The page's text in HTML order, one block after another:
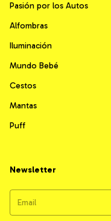
Pasión por los Autos
Alfombras
Iluminación
Mundo Bebé
Cestos
Mantas
Puff
Newsletter